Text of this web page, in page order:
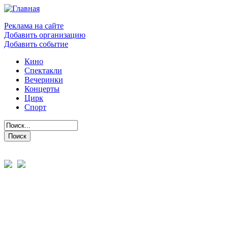
Реклама на сайте
Добавить организацию
Добавить событие
Кино
Спектакли
Вечеринки
Концерты
Цирк
Спорт